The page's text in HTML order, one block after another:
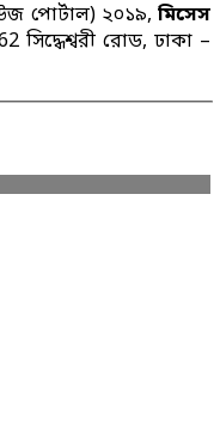
পোর্টাল) ২০১৯, মিসেস
সিদ্ধেশ্বরী রোড, ঢাকা –